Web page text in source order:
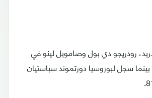
رودريجو دي بول وصامويل لينو في
4 و32، بينما سجل لبوروسيا دورتموند سباستيان